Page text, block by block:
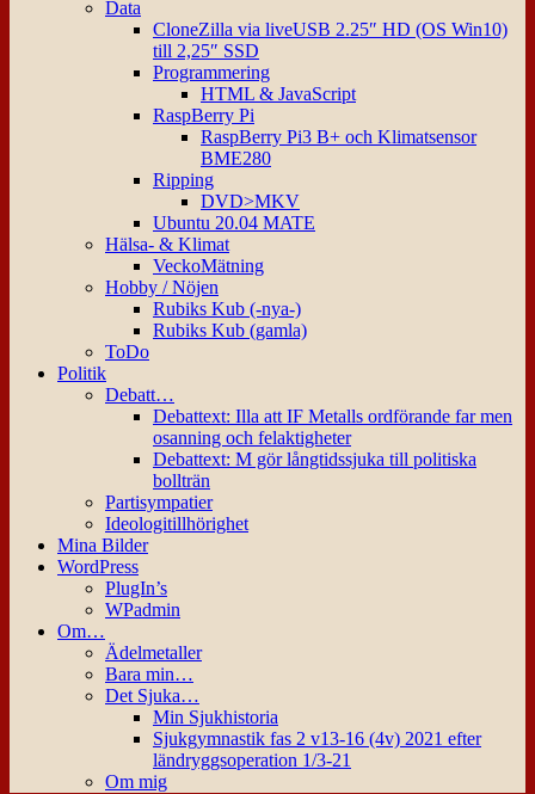
Data
CloneZilla via liveUSB 2.25″ HD (OS Win10)
till 2,25″ SSD
Programmering
HTML & JavaScript
RaspBerry Pi
RaspBerry Pi3 B+ och Klimatsensor
BME280
Ripping
DVD>MKV
Ubuntu 20.04 MATE
Hälsa- & Klimat
VeckoMätning
Hobby / Nöjen
Rubiks Kub (-nya-)
Rubiks Kub (gamla)
ToDo
Politik
Debatt…
Debattext: Illa att IF Metalls ordförande far men
osanning och felaktigheter
Debattext: M gör långtidssjuka till politiska
bollträn
Partisympatier
Ideologitillhörighet
Mina Bilder
WordPress
PlugIn’s
WPadmin
Om…
Ädelmetaller
Bara min…
Det Sjuka…
Min Sjukhistoria
Sjukgymnastik fas 2 v13-16 (4v) 2021 efter
ländryggsoperation 1/3-21
Om mig